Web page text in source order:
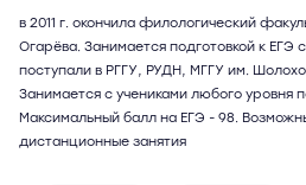
в 2011 г. окончила филологический
Огарёва. Занимается подготовкой к ЕГЭ
поступали в РГГУ, РУДН, МГГУ им.
Занимается с учениками любого уровня
Максимальный балл на ЕГЭ - 98.
дистанционные занятия